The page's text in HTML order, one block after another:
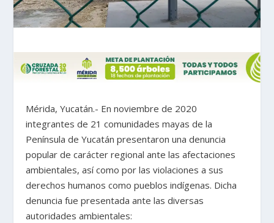
Mérida, Yucatán.- En noviembre de 2020
integrantes de 21 comunidades mayas de la
Península de Yucatán presentaron una denuncia
popular de carácter regional ante las afectaciones
ambientales, así como por las violaciones a sus
derechos humanos como pueblos indígenas. Dicha
denuncia fue presentada ante las diversas
autoridades ambientales: